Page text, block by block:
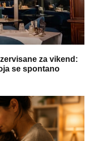
za vikend:
se spontano